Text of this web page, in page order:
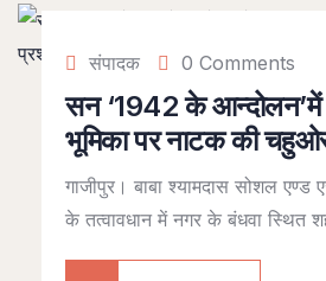
संपादक 0 Comments
सन ‘1942 के आन्दोलन’में
भूमिका पर नाटक की
गाजीपुर। बाबा श्यामदास सोशल
के तत्वावधान में नगर के बंधवा स्थित